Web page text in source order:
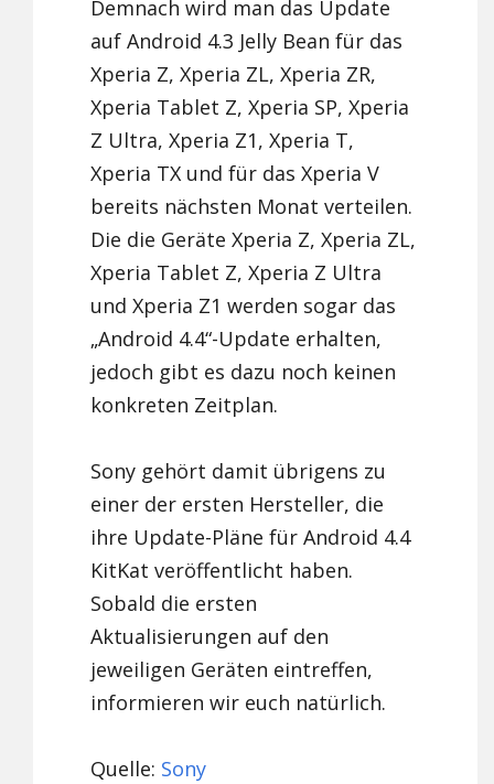
Demnach wird man das Update
auf Android 4.3 Jelly Bean für das
Xperia Z, Xperia ZL, Xperia ZR,
Xperia Tablet Z, Xperia SP, Xperia
Z Ultra, Xperia Z1, Xperia T,
Xperia TX und für das Xperia V
bereits nächsten Monat verteilen.
Die die Geräte Xperia Z, Xperia ZL,
Xperia Tablet Z, Xperia Z Ultra
und Xperia Z1 werden sogar das
„Android 4.4“-Update erhalten,
jedoch gibt es dazu noch keinen
konkreten Zeitplan.
Sony gehört damit übrigens zu
einer der ersten Hersteller, die
ihre Update-Pläne für Android 4.4
KitKat veröffentlicht haben.
Sobald die ersten
Aktualisierungen auf den
jeweiligen Geräten eintreffen,
informieren wir euch natürlich.
Quelle: Sony